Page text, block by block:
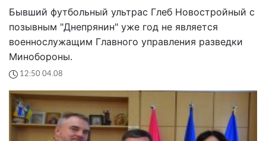
Бывший футбольный ультрас Глеб Новостройный с
позывным "Днепрянин" уже год не является
военнослужащим Главного управления разведки
Минобороны.
12:50 04.08